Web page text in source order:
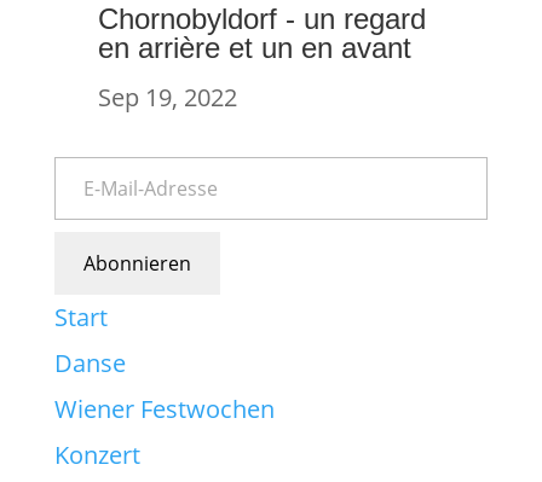
Chornobyldorf - un regard
en arrière et un en avant
Sep 19, 2022
Abonnieren
Start
Danse
Wiener Festwochen
Konzert